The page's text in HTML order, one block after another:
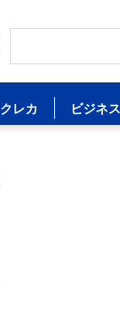
クレカ ビジネス